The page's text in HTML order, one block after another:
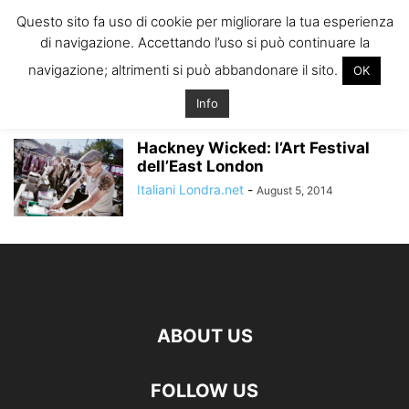
ITALIANI A
LONDRA
Il blog degli Italiani nella rebel city
Home Tags Art festival londra
art festival londra
Hackney Wicked: l’Art Festival
dell’East London
Italiani Londra.net - August 5, 2014
ABOUT US
FOLLOW US
Questo sito fa uso di cookie per migliorare la tua esperienza
di navigazione. Accettando l’uso si può continuare la
navigazione; altrimenti si può abbandonare il sito.
OK
Info